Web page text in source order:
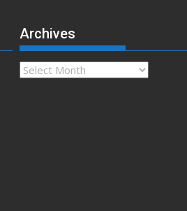
Archives
Archives